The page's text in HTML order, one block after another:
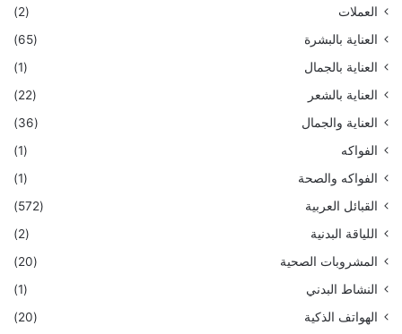
العملات
(2)
العناية بالبشرة
(65)
العناية بالجمال
(1)
العناية بالشعر
(22)
العناية والجمال
(36)
الفواكه
(1)
الفواكه والصحة
(1)
القبائل العربية
(572)
اللياقة البدنية
(2)
المشروبات الصحية
(20)
النشاط البدني
(1)
الهواتف الذكية
(20)